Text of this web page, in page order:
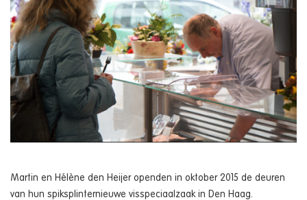
Martin en Hélène den Heijer openden in oktober 2015 de deuren
van hun spiksplinternieuwe visspeciaalzaak in Den Haag.